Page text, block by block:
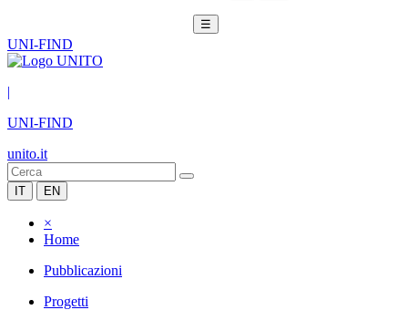
☰
UNI-FIND
|
UNI-FIND
unito.it
IT EN
×
Home
Pubblicazioni
Progetti